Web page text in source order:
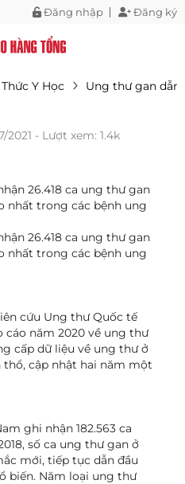
Đăng nhập Đăng ký
Y Học Ung thư gan dẫn
2021 - Lượt xem: 1.4k
26.418 ca ung thư gan
nhất trong các bệnh ung
26.418 ca ung thư gan
nhất trong các bệnh ung
cứu Ung thư Quốc tế
cáo năm 2020 về ung thư
cấp dữ liệu về ung thư ở
thổ, cập nhật hai năm một
ghi nhận 182.563 ca
số ca ung thư gan ở
mới, tiếp tục dẫn đầu
biến. Năm loại ung thư